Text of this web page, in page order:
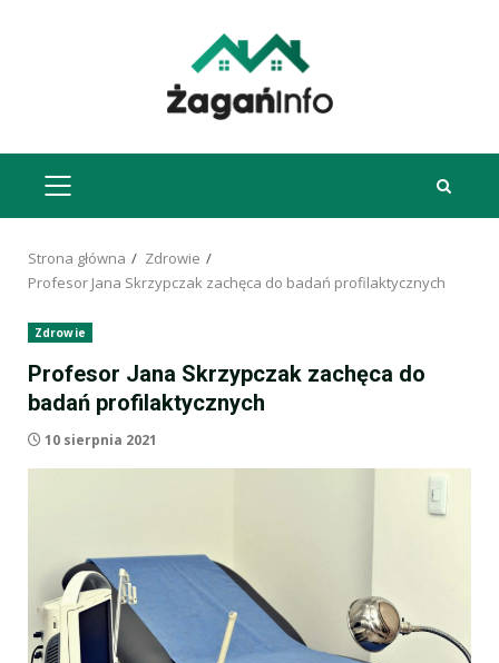
MENU
GŁÓWNE
Strona główna
Zdrowie
Profesor Jana Skrzypczak zachęca do badań profilaktycznych
Zdrowie
Profesor Jana Skrzypczak zachęca do
badań profilaktycznych
10 sierpnia 2021